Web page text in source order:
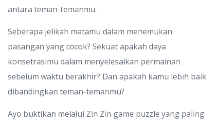
antara teman-temanmu.
Seberapa jelikah matamu dalam menemukan
pasangan yang cocok? Sekuat apakah daya
konsetrasimu dalam menyelesaikan permainan
sebelum waktu berakhir? Dan apakah kamu lebih baik
dibandingkan teman-temanmu?
Ayo buktikan melalui Zin Zin game puzzle yang paling